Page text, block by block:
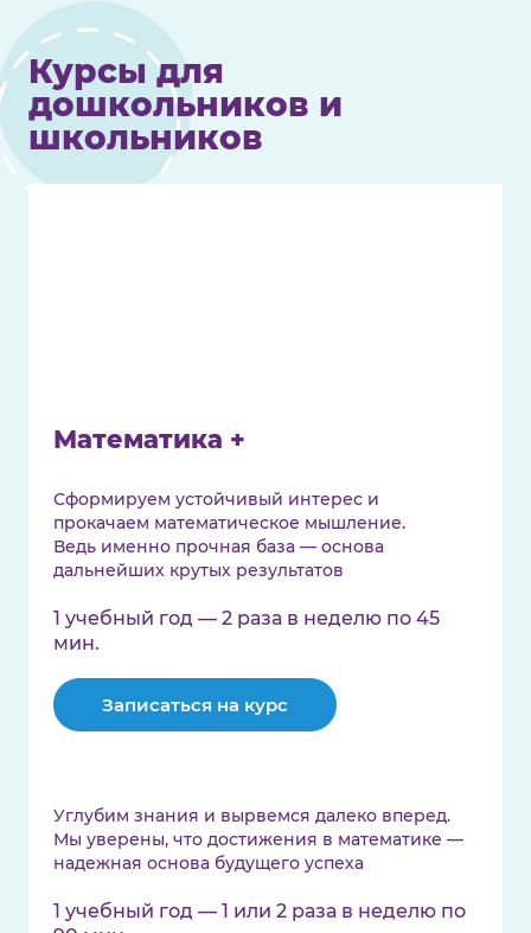
Курсы для
дошкольников и
школьников
Математика +
Сформируем устойчивый интерес и
прокачаем математическое мышление.
Ведь именно прочная база — основа
дальнейших крутых результатов
1 учебный год — 2 раза в неделю по 45
мин.
Записаться на курс
Углубим знания и вырвемся далеко вперед.
Мы уверены, что достижения в математике —
надежная основа будущего успеха
1 учебный год — 1 или 2 раза в неделю по